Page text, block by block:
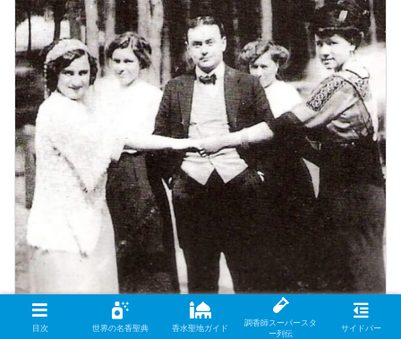
エルネスト・ボー
目次 世界の名香聖典 香水聖地ガイド
調香師スーパースタ
ー列伝
サイドバー